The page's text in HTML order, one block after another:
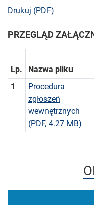
Drukuj (PDF)
PRZEGLĄD
Lp. Nazwa pliku
1
Procedura
zgłoszeń
wewnętrznych
(PDF, 4.27 MB)